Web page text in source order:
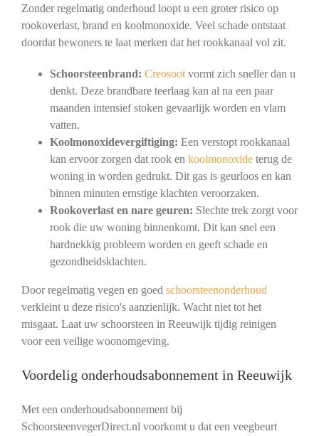
Zonder regelmatig onderhoud loopt u een groter risico op
rookoverlast, brand en koolmonoxide. Veel schade ontstaat
doordat bewoners te laat merken dat het rookkanaal vol zit.
Schoorsteenbrand: Creosootvormt zich sneller dan u
denkt. Deze brandbare teerlaag kan al na een paar
maanden intensief stoken gevaarlijk worden en vlam
vatten.
Koolmonoxidevergiftiging: Een verstopt rookkanaal
kan ervoor zorgen dat rook en koolmonoxideterug de
woning in worden gedrukt. Dit gas is geurloos en kan
binnen minuten ernstige klachten veroorzaken.
Rookoverlast en nare geuren: Slechte trek zorgt voor
rook die uw woning binnenkomt. Dit kan snel een
hardnekkig probleem worden en geeft schade en
gezondheidsklachten.
Door regelmatig vegen en goed schoorsteenonderhoud
verkleint u deze risico's aanzienlijk. Wacht niet tot het
misgaat. Laat uw schoorsteen in Reeuwijk tijdig reinigen
voor een veilige woonomgeving.
Voordelig onderhoudsabonnement in Reeuwijk
Met een onderhoudsabonnement bij
SchoorsteenvegerDirect.nl voorkomt u dat een veegbeurt